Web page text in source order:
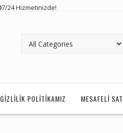
7/24 Hizmetinizde!
GIZLILIK POLITIKAMIZ MESAFELI